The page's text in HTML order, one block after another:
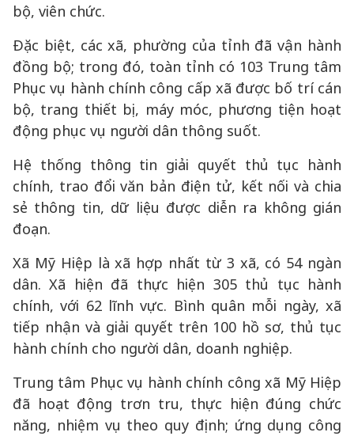
bộ, viên chức.
Đặc biệt, các xã, phường của tỉnh đã vận hành
đồng bộ; trong đó, toàn tỉnh có 103 Trung tâm
Phục vụ hành chính công cấp xã được bố trí cán
bộ, trang thiết bị, máy móc, phương tiện hoạt
động phục vụ người dân thông suốt.
Hệ thống thông tin giải quyết thủ tục hành
chính, trao đổi văn bản điện tử, kết nối và chia
sẻ thông tin, dữ liệu được diễn ra không gián
đoạn.
Xã Mỹ Hiệp là xã hợp nhất từ 3 xã, có 54 ngàn
dân. Xã hiện đã thực hiện 305 thủ tục hành
chính, với 62 lĩnh vực. Bình quân mỗi ngày, xã
tiếp nhận và giải quyết trên 100 hồ sơ, thủ tục
hành chính cho người dân, doanh nghiệp.
Trung tâm Phục vụ hành chính công xã Mỹ Hiệp
đã hoạt động trơn tru, thực hiện đúng chức
năng, nhiệm vụ theo quy định; ứng dụng công